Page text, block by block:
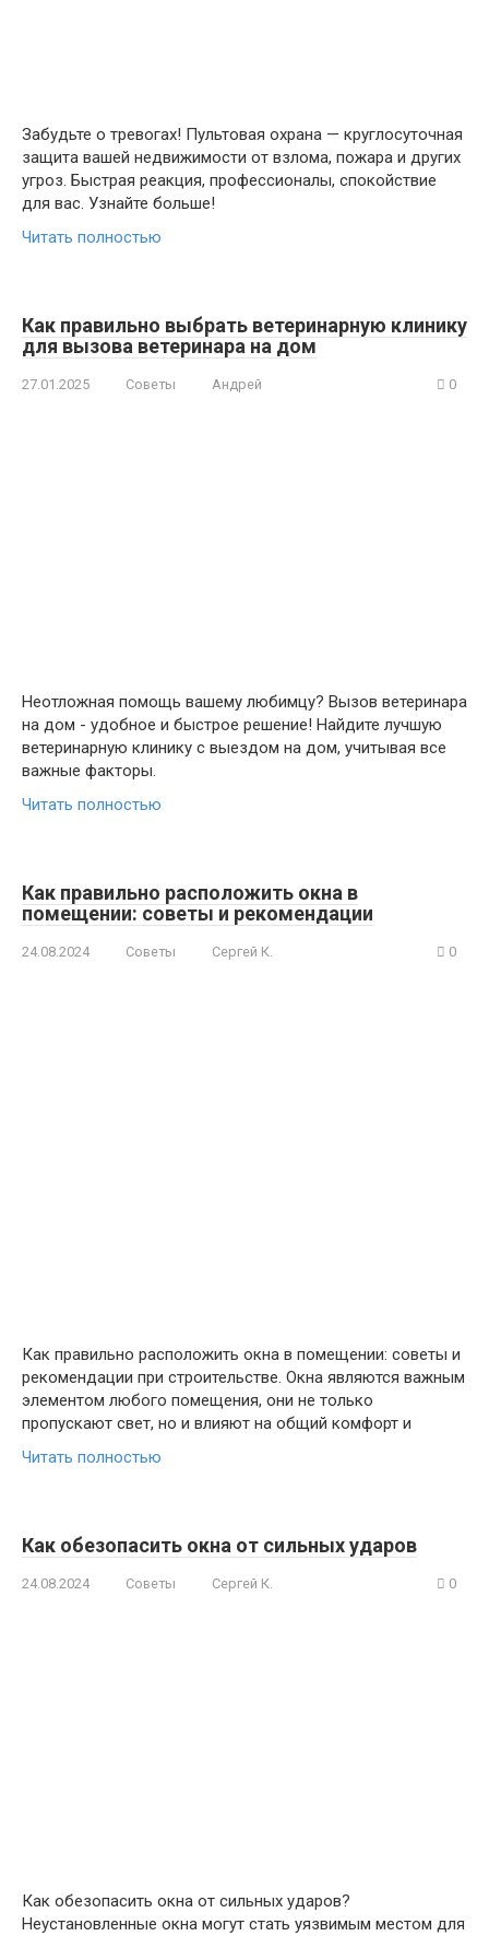
Забудьте о тревогах! Пультовая охрана — круглосуточная
защита вашей недвижимости от взлома, пожара и других
угроз. Быстрая реакция, профессионалы, спокойствие
для вас. Узнайте больше!
Читать полностью
Как правильно выбрать ветеринарную клинику
для вызова ветеринара на дом
27.01.2025 Советы Андрей 0
Неотложная помощь вашему любимцу? Вызов ветеринара
на дом - удобное и быстрое решение! Найдите лучшую
ветеринарную клинику с выездом на дом, учитывая все
важные факторы.
Читать полностью
Как правильно расположить окна в
помещении: советы и рекомендации
24.08.2024 Советы Сергей К. 0
Как правильно расположить окна в помещении: советы и
рекомендации при строительстве. Окна являются важным
элементом любого помещения, они не только
пропускают свет, но и влияют на общий комфорт и
Читать полностью
Как обезопасить окна от сильных ударов
24.08.2024 Советы Сергей К. 0
Как обезопасить окна от сильных ударов?
Неустановленные окна могут стать уязвимым местом для